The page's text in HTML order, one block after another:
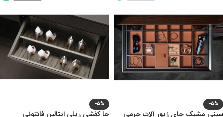
-5%
سینی مشبک جای زیور آلات چرمی
-5%
جا کفشی ریلی ایتالین فانتونی